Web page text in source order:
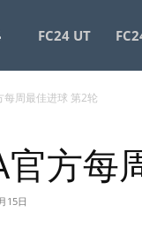
GameorNothing
FC24 UT
每周最佳进球 第2轮
官方每
15日